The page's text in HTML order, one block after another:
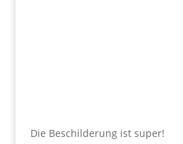
Die Beschilderung ist super!